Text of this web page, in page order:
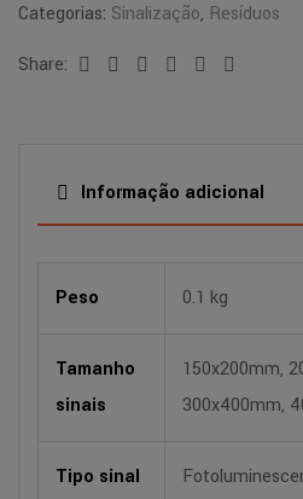
Categorias: Sinalização, Resíduos
Share:
Facebook
TwitterLinkedinGoogle+Pinterest
Informação adicional
Peso 0.1 kg
Tamanho
sinais
150x200mm,
300x400mm,
Tipo sinal